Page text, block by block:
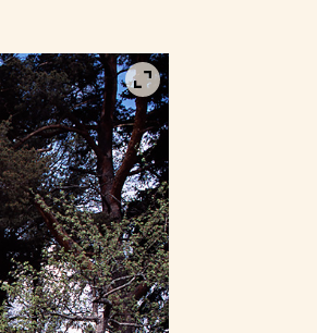
Visa bild i fullskärm